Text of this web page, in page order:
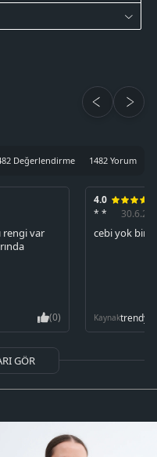
Değerlendirme 1482 Yorum
rengi var
(0)
4.0
* *
cebi yok bir
Kaynak
GÖR